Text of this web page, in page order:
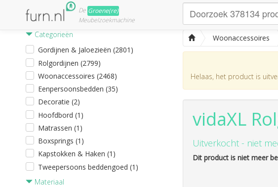
De Groene(re)
Meubelzoekmachine
Categorieën
Gordijnen & Jaloezieën (2801)
Rolgordijnen (2799)
Woonaccessoires (2468)
Eenpersoonsbedden (35)
Decoratie (2)
Hoofdbord (1)
Matrassen (1)
Boxsprings (1)
Kapstokken & Haken (1)
Tweepersoons beddengoed (1)
Materiaal
Woonaccessoires
Helaas, het product is
vidaXL
Uitverkocht - niet
Dit product is niet meer